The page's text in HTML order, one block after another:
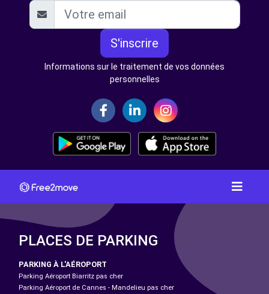
S'inscrire
Informations sur le traitement de vos données
personnelles
PLACES DE PARKING
PARKING À L'AÉROPORT
Parking Aéroport Biarritz pas cher
Parking Aéroport de Cannes - Mandelieu pas cher